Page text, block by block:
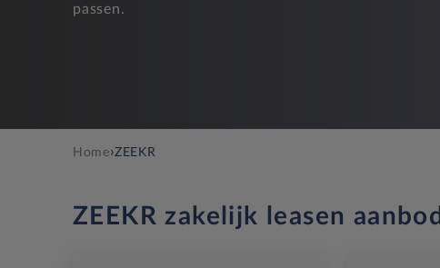
passen.
Home›ZEEKR
ZEEKR zakelijk leasen aanbod